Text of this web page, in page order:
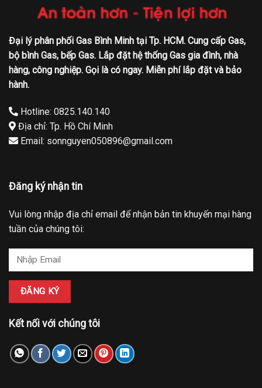
Đại lý phân phối Gas Bình Minh tại Tp. HCM. Cung cấp Gas,
bộ bình Gas, bếp Gas. Lắp đặt hệ thống Gas gia đình, nhà
hàng, công nghiệp. Gọi là có ngay. Miễn phí lắp đặt và bảo
hành.
Hotline: 0825.140.140
Địa chỉ: Tp. Hồ Chí Minh
Email: sonnguyen050896@gmail.com
Đăng ký nhận tin
Vui lòng nhập địa chỉ email để nhận bản tin khuyến mại hàng
tuần của chúng tôi:
Kết nối với chúng tôi